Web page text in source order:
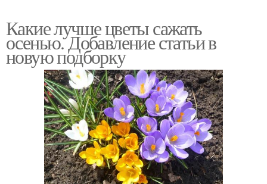
Какие лучше цветы сажать
осенью. Добавление статьи в
новую подборку